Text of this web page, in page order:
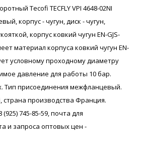
Tecofi TECFLY VPI 4648-02NI
корпус - чугун, диск - чугун,
корпус ковкий чугун EN-GJS-
материал корпуса ковкий чугун EN-
условному проходному диаметру
давление для работы 10 бар.
Тип присоединения межфланцевый.
страна производства Франция.
745-85-59, почта для
и запроса оптовых цен -